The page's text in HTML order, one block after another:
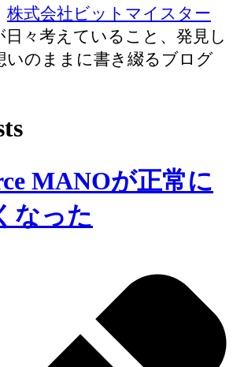
株式会社ビットマイスター
々考えていること、発見し
いのままに書き綴るブログ
MANOが正常に
なった